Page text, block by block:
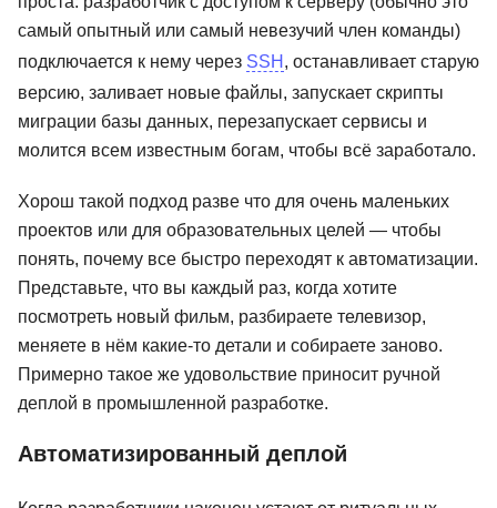
самый опытный или самый невезучий член команды)
подключается к нему через SSH , останавливает старую
версию, заливает новые файлы, запускает скрипты
миграции базы данных, перезапускает сервисы и
молится всем известным богам, чтобы всё заработало.
Хорош такой подход разве что для очень маленьких
проектов или для образовательных целей — чтобы
понять, почему все быстро переходят к автоматизации.
Представьте, что вы каждый раз, когда хотите
посмотреть новый фильм, разбираете телевизор,
меняете в нём какие-то детали и собираете заново.
Примерно такое же удовольствие приносит ручной
деплой в промышленной разработке.
Автоматизированный деплой